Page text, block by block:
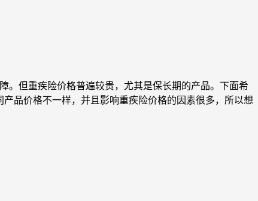
。但重疾险价格普遍较贵，尤其是保长期的产品。下面希
品价格不一样，并且影响重疾险价格的因素很多，所以想